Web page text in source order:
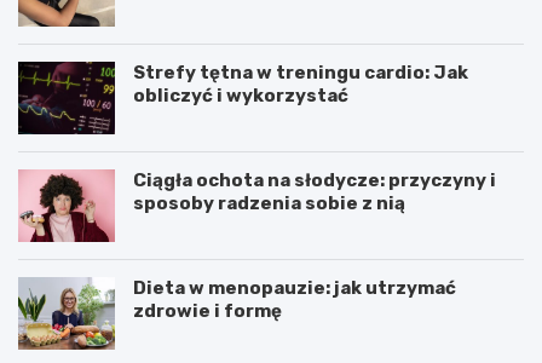
Strefy tętna w treningu cardio: Jak
obliczyć i wykorzystać
Ciągła ochota na słodycze: przyczyny i
sposoby radzenia sobie z nią
Dieta w menopauzie: jak utrzymać
zdrowie i formę
J
Z